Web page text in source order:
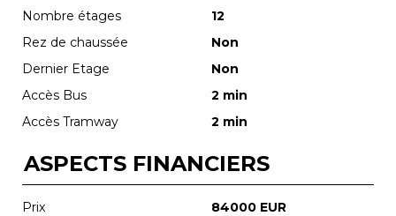
Nombre étages
12
Rez de chaussée
Non
Dernier Etage
Non
Accès Bus
2 min
Accès Tramway
2 min
ASPECTS FINANCIERS
Prix
84000 EUR